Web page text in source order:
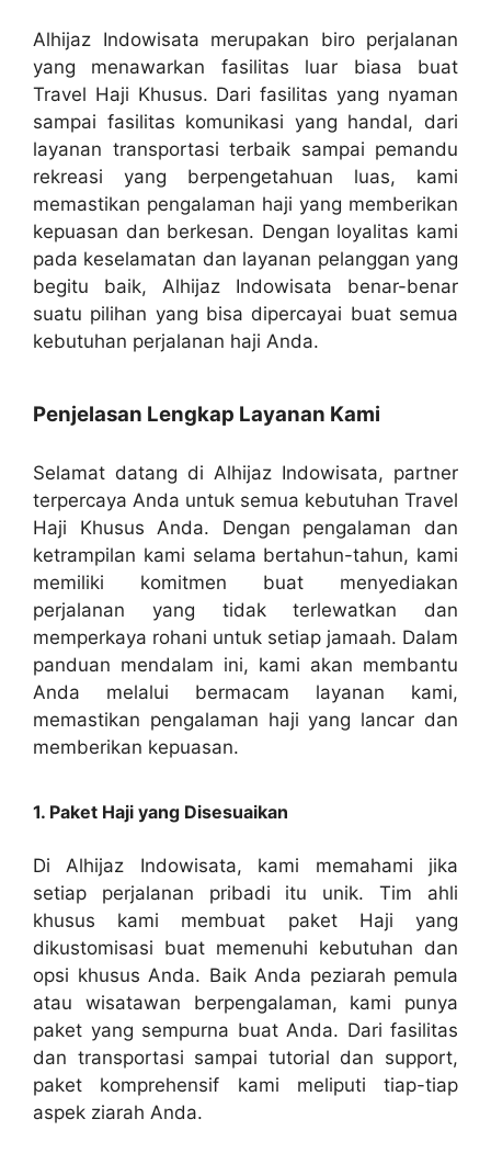
Alhijaz Indowisata merupakan biro perjalanan
yang menawarkan fasilitas luar biasa buat
Travel Haji Khusus. Dari fasilitas yang nyaman
sampai fasilitas komunikasi yang handal, dari
layanan transportasi terbaik sampai pemandu
rekreasi yang berpengetahuan luas, kami
memastikan pengalaman haji yang memberikan
kepuasan dan berkesan. Dengan loyalitas kami
pada keselamatan dan layanan pelanggan yang
begitu baik, Alhijaz Indowisata benar-benar
suatu pilihan yang bisa dipercayai buat semua
kebutuhan perjalanan haji Anda.
Penjelasan Lengkap Layanan Kami
Selamat datang di Alhijaz Indowisata, partner
terpercaya Anda untuk semua kebutuhan Travel
Haji Khusus Anda. Dengan pengalaman dan
ketrampilan kami selama bertahun-tahun, kami
memiliki komitmen buat menyediakan
perjalanan yang tidak terlewatkan dan
memperkaya rohani untuk setiap jamaah. Dalam
panduan mendalam ini, kami akan membantu
Anda melalui bermacam layanan kami,
memastikan pengalaman haji yang lancar dan
memberikan kepuasan.
1. Paket Haji yang Disesuaikan
Di Alhijaz Indowisata, kami memahami jika
setiap perjalanan pribadi itu unik. Tim ahli
khusus kami membuat paket Haji yang
dikustomisasi buat memenuhi kebutuhan dan
opsi khusus Anda. Baik Anda peziarah pemula
atau wisatawan berpengalaman, kami punya
paket yang sempurna buat Anda. Dari fasilitas
dan transportasi sampai tutorial dan support,
paket komprehensif kami meliputi tiap-tiap
aspek ziarah Anda.